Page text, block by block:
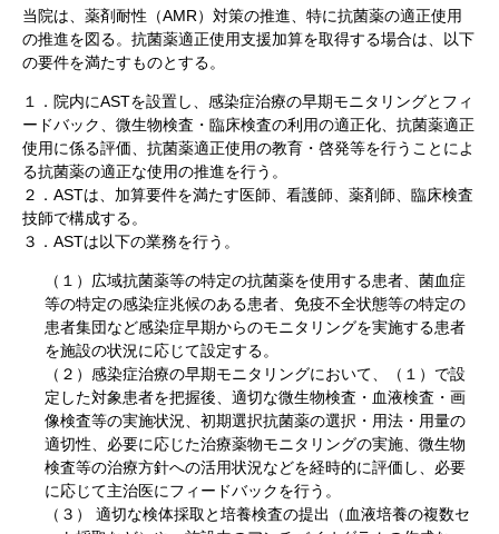
当院は、薬剤耐性（AMR）対策の推進、特に抗菌薬の適正使用
の推進を図る。抗菌薬適正使用支援加算を取得する場合は、以下
の要件を満たすものとする。
１．院内にASTを設置し、感染症治療の早期モニタリングとフィ
ードバック、微生物検査・臨床検査の利用の適正化、抗菌薬適正
使用に係る評価、抗菌薬適正使用の教育・啓発等を行うことによ
る抗菌薬の適正な使用の推進を行う。
２．ASTは、加算要件を満たす医師、看護師、薬剤師、臨床検査
技師で構成する。
３．ASTは以下の業務を行う。
（１）広域抗菌薬等の特定の抗菌薬を使用する患者、菌血症
等の特定の感染症兆候のある患者、免疫不全状態等の特定の
患者集団など感染症早期からのモニタリングを実施する患者
を施設の状況に応じて設定する。
（２）感染症治療の早期モニタリングにおいて、（１）で設
定した対象患者を把握後、適切な微生物検査・血液検査・画
像検査等の実施状況、初期選択抗菌薬の選択・用法・用量の
適切性、必要に応じた治療薬物モニタリングの実施、微生物
検査等の治療方針への活用状況などを経時的に評価し、必要
に応じて主治医にフィードバックを行う。
（３） 適切な検体採取と培養検査の提出（血液培養の複数セ